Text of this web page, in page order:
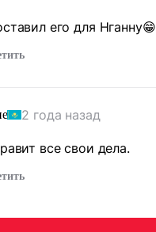
его для Нганну😁
2 года назад
все свои дела.